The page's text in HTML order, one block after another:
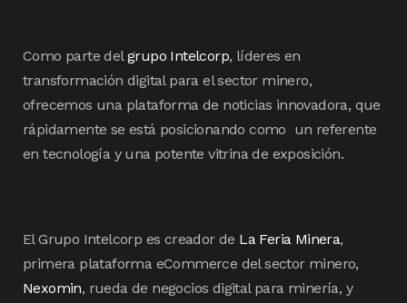
Como parte delgrupo Intelcorp, líderes en
transformación digital para el sector minero,
ofrecemos una plataforma de noticias innovadora, que
rápidamente se está posicionando como un referente
en tecnología y una potente vitrina de exposición.
El Grupo Intelcorp es creador de La Feria Minera,
primera plataforma eCommerce del sector minero,
Nexomin, rueda de negocios digital para minería, y